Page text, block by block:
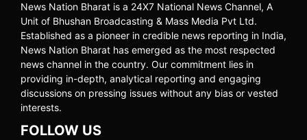
News Nation Bharat is a 24X7 National News Channel, A
Unit of Bhushan Broadcasting & Mass Media Pvt Ltd.
Established as a pioneer in credible news reporting in India,
News Nation Bharat has emerged as the most respected
news channel in the country. Our commitment lies in
providing in-depth, analytical reporting and engaging
discussions on pressing issues without any bias or vested
interests.
FOLLOW US